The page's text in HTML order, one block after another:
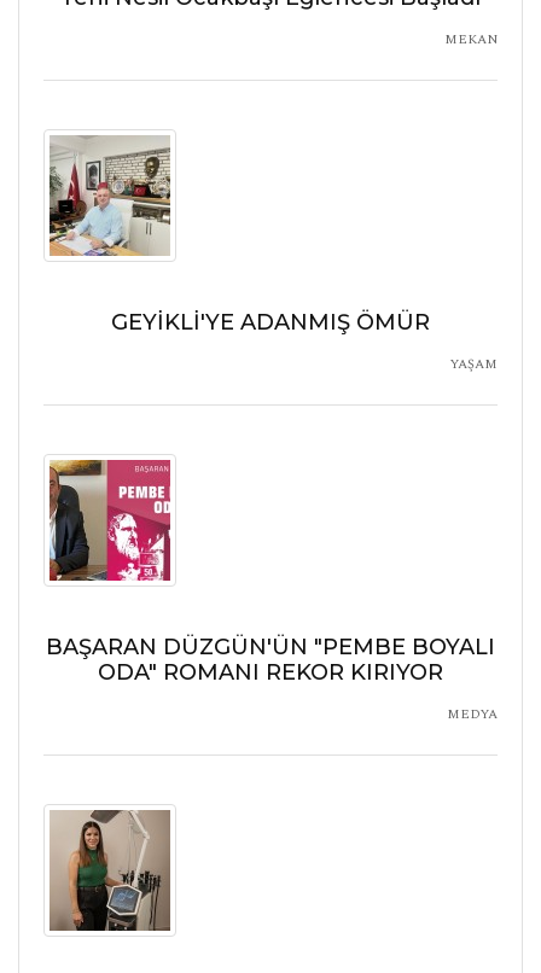
MEKAN
GEYİKLİ'YE ADANMIŞ ÖMÜR
YAŞAM
BAŞARAN DÜZGÜN'ÜN "PEMBE BOYALI
ODA" ROMANI REKOR KIRIYOR
MEDYA